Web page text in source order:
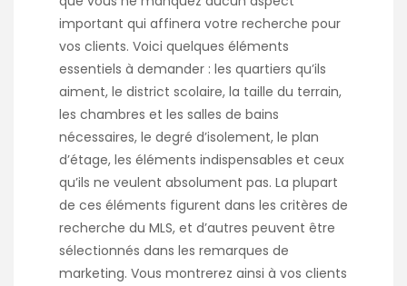
important qui affinera votre recherche pour
vos clients. Voici quelques éléments
essentiels à demander : les quartiers qu’ils
aiment, le district scolaire, la taille du terrain,
les chambres et les salles de bains
nécessaires, le degré d’isolement, le plan
d’étage, les éléments indispensables et ceux
qu’ils ne veulent absolument pas. La plupart
de ces éléments figurent dans les critères de
recherche du MLS, et d’autres peuvent être
sélectionnés dans les remarques de
marketing. Vous montrerez ainsi à vos clients